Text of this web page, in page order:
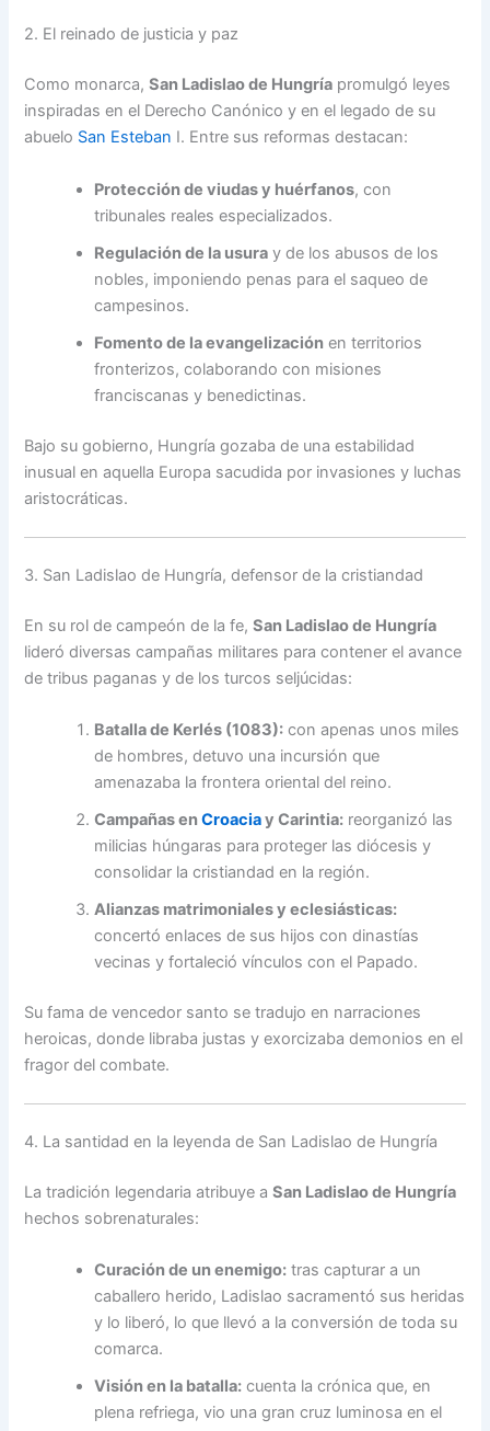
2. El reinado de justicia y paz
Como monarca,San Ladislao de Hungría promulgó leyes
inspiradas en el Derecho Canónico y en el legado de su
abuelo San Esteban I. Entre sus reformas destacan:
Protección de viudas y huérfanos, con
tribunales reales especializados.
Regulación de la usura y de los abusos de los
nobles, imponiendo penas para el saqueo de
campesinos.
Fomento de la evangelización en territorios
fronterizos, colaborando con misiones
franciscanas y benedictinas.
Bajo su gobierno, Hungría gozaba de una estabilidad
inusual en aquella Europa sacudida por invasiones y luchas
aristocráticas.
3. San Ladislao de Hungría, defensor de la cristiandad
En su rol de campeón de la fe,San Ladislao de Hungría
lideró diversas campañas militares para contener el avance
de tribus paganas y de los turcos seljúcidas:
Batalla de Kerlés (1083): con apenas unos miles
de hombres, detuvo una incursión que
amenazaba la frontera oriental del reino.
Campañas enCroaciay Carintia: reorganizó las
milicias húngaras para proteger las diócesis y
consolidar la cristiandad en la región.
Alianzas matrimoniales y eclesiásticas:
concertó enlaces de sus hijos con dinastías
vecinas y fortaleció vínculos con el Papado.
Su fama de vencedor santo se tradujo en narraciones
heroicas, donde libraba justas y exorcizaba demonios en el
fragor del combate.
4. La santidad en la leyenda de San Ladislao de Hungría
La tradición legendaria atribuye aSan Ladislao de Hungría
hechos sobrenaturales:
Curación de un enemigo: tras capturar a un
caballero herido, Ladislao sacramentó sus heridas
y lo liberó, lo que llevó a la conversión de toda su
comarca.
Visión en la batalla: cuenta la crónica que, en
plena refriega, vio una gran cruz luminosa en el